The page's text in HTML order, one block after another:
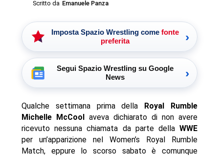
Scritto da Emanuele Panza
Imposta Spazio Wrestling come fonte
preferita
›
Segui Spazio Wrestling su Google
News
›
Qualche settimana prima della Royal Rumble
Michelle McCoolaveva dichiarato di non avere
ricevuto nessuna chiamata da parte dellaWWE
per un’apparizione nel Women’s Royal Rumble
Match, eppure lo scorso sabato è comunque